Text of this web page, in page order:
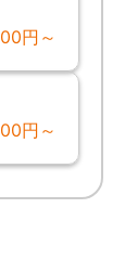
円～
円～